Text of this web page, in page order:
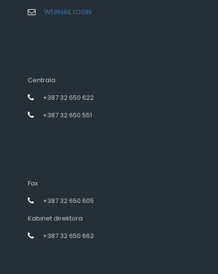
WEBMAIL LOGIN
Centrala
+387 32 650 622
+387 32 650 551
Fax
+387 32 650 605
Kabinet direktora
+387 32 650 662